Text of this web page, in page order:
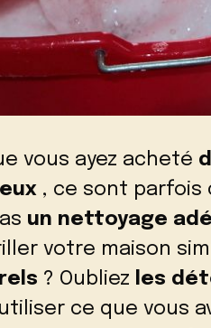
vous ayez acheté
, ce sont parfois
un nettoyage
votre maison
? Oubliez les
ce que vous